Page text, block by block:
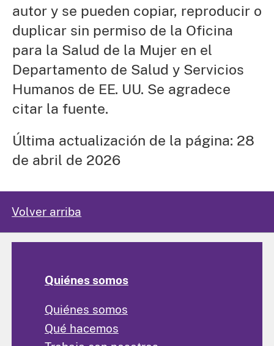
autor y se pueden copiar, reproducir o
duplicar sin permiso de la Oficina
para la Salud de la Mujer en el
Departamento de Salud y Servicios
Humanos de EE. UU. Se agradece
citar la fuente.
Última actualización de la página: 28
de abril de 2026
Volver arriba
Quiénes somos
Quiénes somos
Qué hacemos